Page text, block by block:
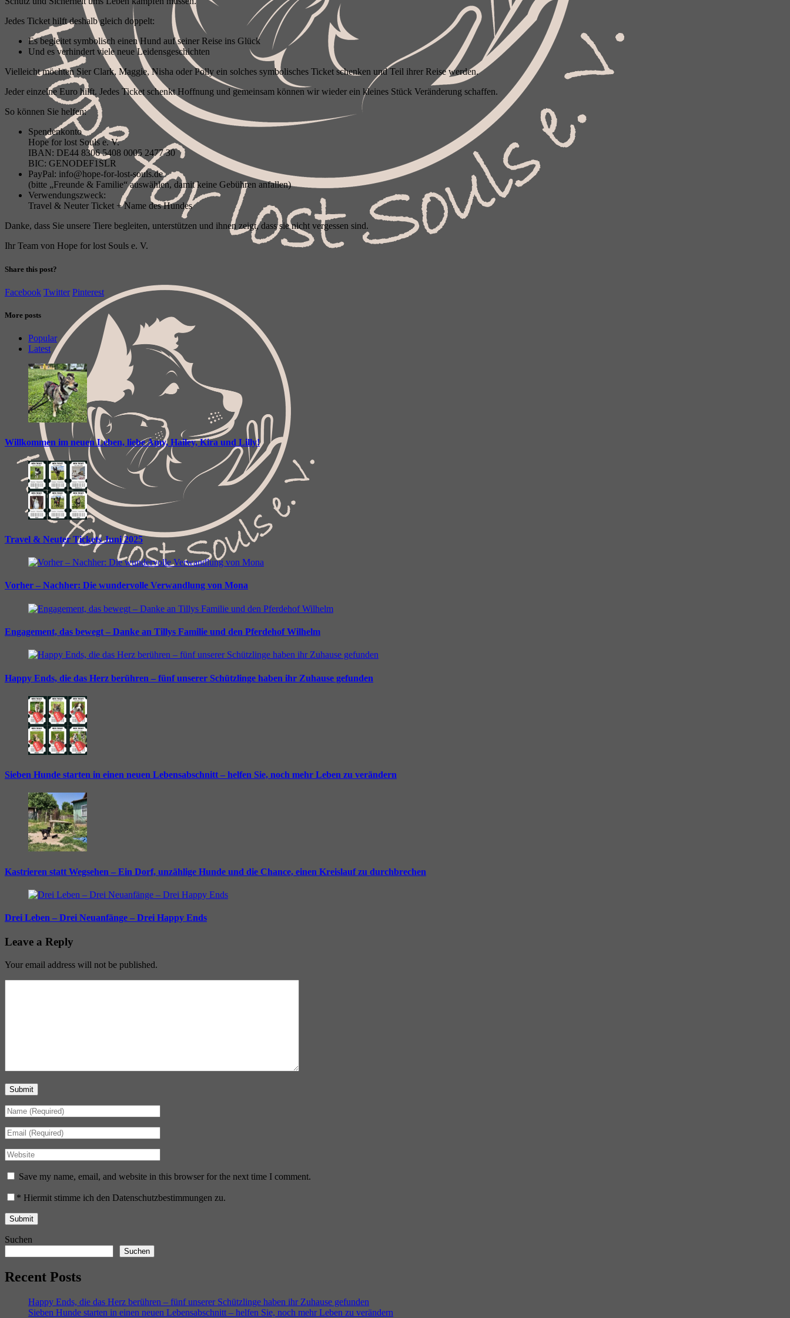
Jedes Ticket hilft deshalb gleich doppelt:
Es begleitet symbolisch einen Hund auf seiner Reise ins Glück
Und es verhindert viele neue Leidensgeschichten
Vielleicht möchten Sier Clark, Maggie, Nisha oder Polly ein solches symbolisches Ticket schenken und Teil ihrer Reise werden.
Jeder einzelne Euro hilft. Jedes Ticket schenkt Hoffnung und gemeinsam können wir wieder ein kleines Stück Veränderung schaffen.
So können Sie helfen:
Spendenkonto
Hope for lost Souls e. V.
IBAN: DE44 8306 5408 0005 2477 30
BIC: GENODEF1SLR
PayPal: info@hope-for-lost-souls.de
(bitte „Freunde & Familie“ auswählen, damit keine Gebühren anfallen)
Verwendungszweck:
Travel & Neuter Ticket + Name des Hundes
Danke, dass Sie unsere Tiere begleiten, unterstützen und ihnen zeigt, dass sie nicht vergessen sind.
Ihr Team von Hope for lost Souls e. V.
Share this post?
Facebook Twitter Pinterest
More posts
Popular
Latest
Willkommen im neuen Leben, liebe Amy, Hailey, Kira und Lilly!
Travel & Neuter Tickets Juni 2025
Vorher – Nachher: Die wundervolle Verwandlung von Mona
Engagement, das bewegt – Danke an Tillys Familie und den Pferdehof Wilhelm
Happy Ends, die das Herz berühren – fünf unserer Schützlinge haben ihr Zuhause gefunden
Sieben Hunde starten in einen neuen Lebensabschnitt – helfen Sie, noch mehr Leben zu verändern
Kastrieren statt Wegsehen – Ein Dorf, unzählige Hunde und die Chance, einen Kreislauf zu durchbrechen
Drei Leben – Drei Neuanfänge – Drei Happy Ends
Leave a Reply
Your email address will not be published.
Submit
Save my name, email, and website in this browser for the next time I comment.
* Hiermit stimme ich den Datenschutzbestimmungen zu.
Suchen
Suchen
Recent Posts
Happy Ends, die das Herz berühren – fünf unserer Schützlinge haben ihr Zuhause gefunden
Sieben Hunde starten in einen neuen Lebensabschnitt – helfen Sie, noch mehr Leben zu verändern